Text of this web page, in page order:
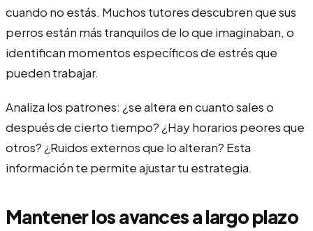
cuando no estás. Muchos tutores descubren que sus
perros están más tranquilos de lo que imaginaban, o
identifican momentos específicos de estrés que
pueden trabajar.
Analiza los patrones: ¿se altera en cuanto sales o
después de cierto tiempo? ¿Hay horarios peores que
otros? ¿Ruidos externos que lo alteran? Esta
información te permite ajustar tu estrategia.
Mantener los avances a largo plazo